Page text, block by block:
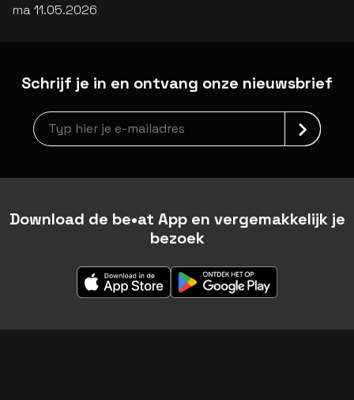
ma 11.05.2026
Schrijf je in en ontvang onze nieuwsbrief
Nieuwsbrief aanmelding
Download de be•at App en vergemakkelijk je
bezoek